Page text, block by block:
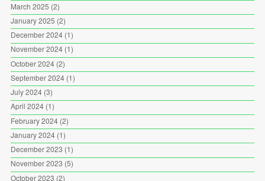
March 2025 (2)
January 2025 (2)
December 2024(1)
November 2024(1)
October 2024(2)
September 2024(1)
July 2024(3)
April 2024(1)
February 2024(2)
January 2024(1)
December 2023 (1)
November 2023 (5)
October 2023 (2)